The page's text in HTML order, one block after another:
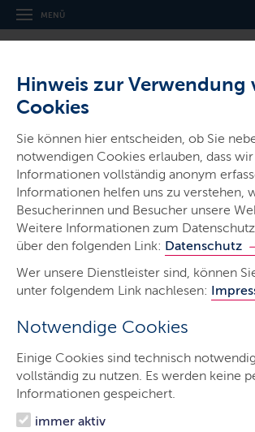
Hinweis zur Verwendung
Cookies
Sie können hier entscheiden, ob Sie
notwendigen Cookies erlauben, dass
Informationen vollständig anonym
Informationen helfen uns zu verstehen,
Besucherinnen und Besucher unsere
Weitere Informationen zum
über den folgenden Link: Datenschutz
Wer unsere Dienstleister sind, können
unter folgendem Link nachlesen:
Notwendige Cookies
Einige Cookies sind technisch
vollständig zu nutzen. Es werden keine
Informationen gespeichert.
immer aktiv
MENÜ
Start
Wanderung
Zum Veranstaltungskalender
Förderung
Das Logo zum Herunterladen
80 Jahre Schleswig-
Gemeinsam